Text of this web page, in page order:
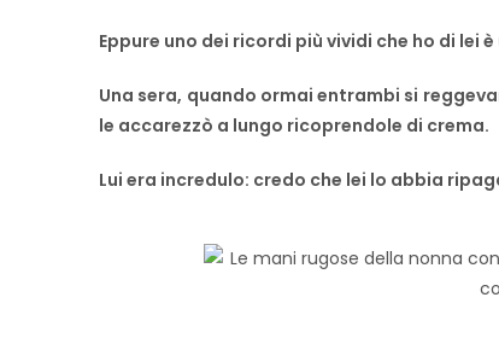
Eppure uno dei ricordi più vividi che ho di lei
Una sera, quando ormai entrambi si
le accarezzò a lungo ricoprendole di crema.
Lui era incredulo: credo che lei lo abbia